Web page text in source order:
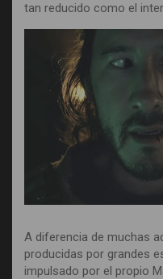
tan reducido como el
A diferencia de muchas
producidas por grandes
impulsado por el propio